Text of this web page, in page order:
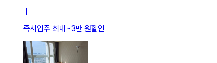
즉시입주 최대 ~3만 원할인